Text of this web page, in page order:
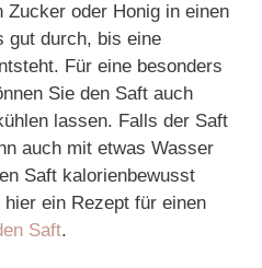
Zucker oder Honig in einen
gut durch, bis eine
Für eine besonders
Sie den Saft auch
lassen. Falls der Saft
auch mit etwas Wasser
Saft kalorienbewusst
ein Rezept für einen
Saft.